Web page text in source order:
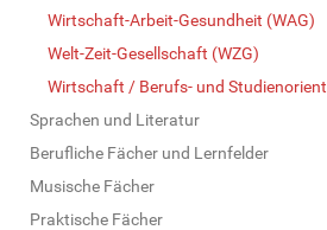
Wirtschaft-Arbeit-Gesundheit (WAG)
Welt-Zeit-Gesellschaft (WZG)
Wirtschaft / Berufs- und
Sprachen und Literatur
Berufliche Fächer und Lernfelder
Musische Fächer
Praktische Fächer